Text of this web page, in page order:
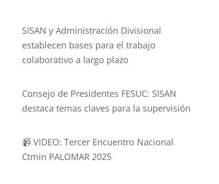
SISAN y Administración Divisional
establecen bases para el trabajo
colaborativo a largo plazo
Consejo de Presidentes FESUC: SISAN
destaca temas claves para la supervisión
📹 VIDEO: Tercer Encuentro Nacional
Ctmin PALOMAR 2025